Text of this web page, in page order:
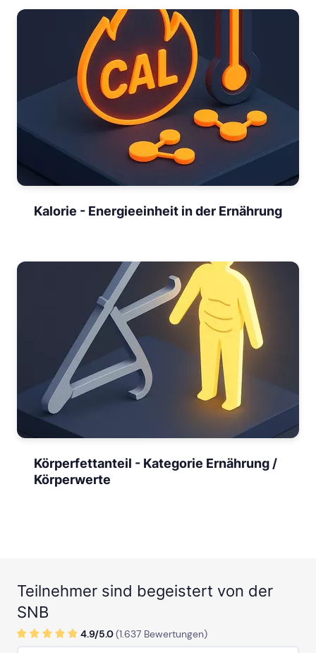
Kalorie - Energieeinheit in der Ernährung
Körperfettanteil - Kategorie Ernährung /
Körperwerte
Teilnehmer sind begeistert von der
SNB
4.9/5.0(1.637 Bewertungen)